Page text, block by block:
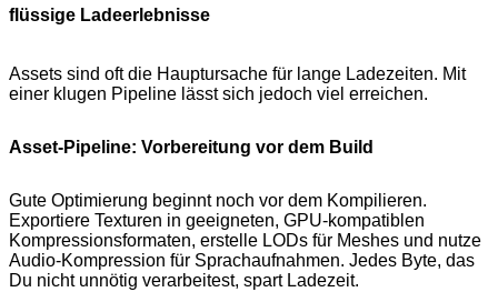
flüssige Ladeerlebnisse
Assets sind oft die Hauptursache für lange Ladezeiten. Mit
einer klugen Pipeline lässt sich jedoch viel erreichen.
Asset-Pipeline: Vorbereitung vor dem Build
Gute Optimierung beginnt noch vor dem Kompilieren.
Exportiere Texturen in geeigneten, GPU-kompatiblen
Kompressionsformaten, erstelle LODs für Meshes und nutze
Audio-Kompression für Sprachaufnahmen. Jedes Byte, das
Du nicht unnötig verarbeitest, spart Ladezeit.